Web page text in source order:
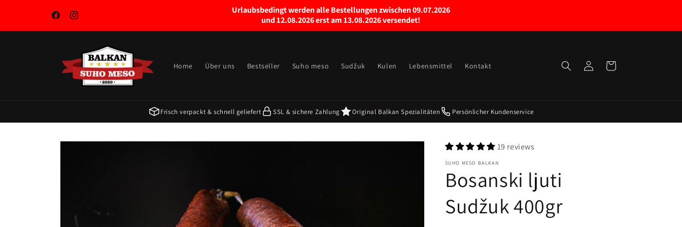
FacebookInstagram
Urlaubsbedingt werden alle Bestellungen zwischen 09.07.2026
und 12.08.2026 erst am 13.08.2026 versendet!
Home Über uns Bestseller Suho meso Sudžuk Kulen Lebensmittel Kontakt
in
Cart
Frisch verpackt & schnell geliefert SSL & sichere Zahlung Original Balkan Spezialitäten Persönlicher Kundenservice
Skip to
19 reviews
SUHO MESO BALKAN
Bosanski ljuti
Sudžuk 400gr